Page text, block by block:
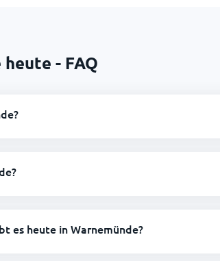
- FAQ
es heute in Warnemünde?